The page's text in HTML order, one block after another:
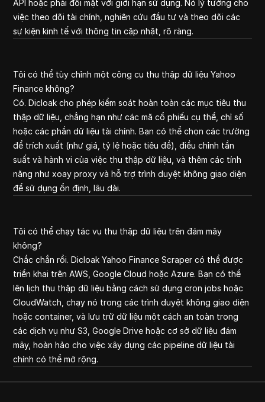
API hoặc phải đối mặt với giới hạn sử dụng. Nó lý tưởng cho
việc theo dõi tài chính, nghiên cứu đầu tư và theo dõi các
sự kiện kinh tế với thông tin cập nhật, rõ ràng.
Tôi có thể tùy chỉnh một công cụ thu thập dữ liệu Yahoo
Finance không?
Có. Dicloak cho phép kiểm soát hoàn toàn các mục tiêu thu
thập dữ liệu, chẳng hạn như các mã cổ phiếu cụ thể, chỉ số
hoặc các phần dữ liệu tài chính. Bạn có thể chọn các trường
để trích xuất (như giá, tỷ lệ hoặc tiêu đề), điều chỉnh tần
suất và hành vi của việc thu thập dữ liệu, và thêm các tính
năng như xoay proxy và hỗ trợ trình duyệt không giao diện
để sử dụng ổn định, lâu dài.
Tôi có thể chạy tác vụ thu thập dữ liệu trên đám mây
không?
Chắc chắn rồi. Dicloak Yahoo Finance Scraper có thể được
triển khai trên AWS, Google Cloud hoặc Azure. Bạn có thể
lên lịch thu thập dữ liệu bằng cách sử dụng cron jobs hoặc
CloudWatch, chạy nó trong các trình duyệt không giao diện
hoặc container, và lưu trữ dữ liệu một cách an toàn trong
các dịch vụ như S3, Google Drive hoặc cơ sở dữ liệu đám
mây, hoàn hảo cho việc xây dựng các pipeline dữ liệu tài
chính có thể mở rộng.